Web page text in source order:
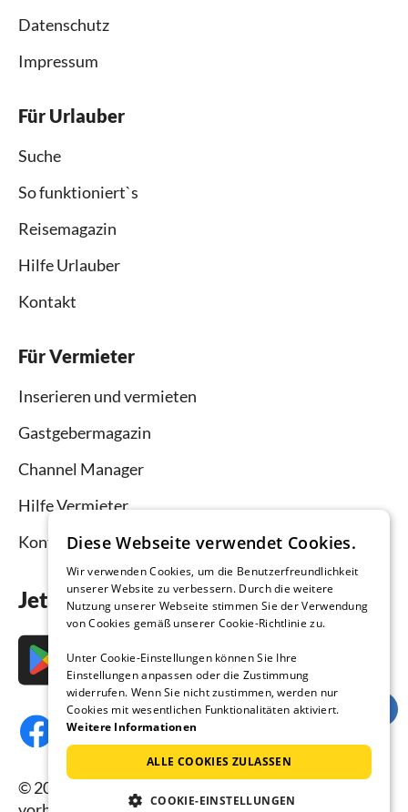
Datenschutz
Impressum
Für Urlauber
Suche
So funktioniert`s
Reisemagazin
Hilfe Urlauber
Kontakt
Für Vermieter
Inserieren und vermieten
Gastgebermagazin
Channel Manager
Hilfe Vermieter
Kontakt
Jetzt die App downloaden
© 2026 Ferienhausmiete.de, alle Rechte
Diese Webseite verwendet Cookies.
Wir verwenden Cookies, um die Benutzerfreundlichkeit
unserer Website zu verbessern. Durch die weitere
Nutzung unserer Webseite stimmen Sie der Verwendung
von Cookies gemäß unserer Cookie-Richtlinie zu.
Unter Cookie-Einstellungen können Sie Ihre
Einstellungen anpassen oder die Zustimmung
widerrufen. Wenn Sie nicht zustimmen, werden nur
Cookies mit wesentlichen Funktionalitäten aktiviert.
Weitere Informationen
ALLE COOKIES ZULASSEN
COOKIE-EINSTELLUNGEN